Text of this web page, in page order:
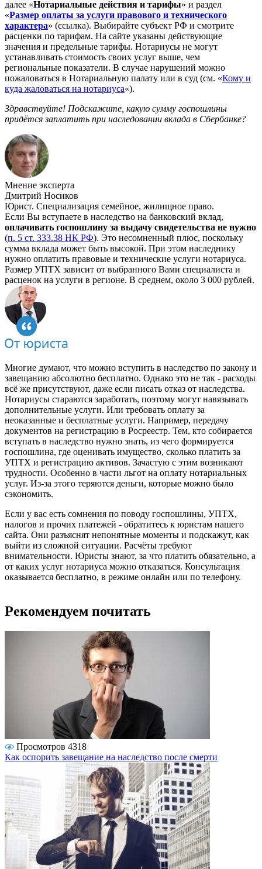
далее «Нотариальные действия и тарифы» и раздел
«Размер оплаты за услуги правового и технического
характера» (ссылка). Выбирайте субъект РФ и смотрите
расценки по тарифам. На сайте указаны действующие
значения и предельные тарифы. Нотариусы не могут
устанавливать стоимость своих услуг выше, чем
региональные показатели. В случае нарушений можно
пожаловаться в Нотариальную палату или в суд (см. «Кому и
куда жаловаться на нотариуса«).
Здравствуйте! Подскажите, какую сумму госпошлины
придётся заплатить при наследовании вклада в Сбербанке?
Мнение эксперта
Дмитрий Носиков
Юрист. Специализация семейное, жилищное право.
Если Вы вступаете в наследство на банковский вклад,
оплачивать госпошлину за выдачу свидетельства не нужно
(п. 5 ст. 333.38 НК РФ). Это несомненный плюс, поскольку
сумма вклада может быть высокой. При этом наследнику
нужно оплатить правовые и технические услуги нотариуса.
Размер УПТХ зависит от выбранного Вами специалиста и
расценок на услуги в регионе. В среднем, около 3 000 рублей.
Многие думают, что можно вступить в наследство по закону и
завещанию абсолютно бесплатно. Однако это не так - расходы
всё же присутствуют, даже если писать отказ от наследства.
Нотариусы стараются заработать, поэтому могут навязывать
дополнительные услуги. Или требовать оплату за
неоказанные и бесплатные услуги. Например, передачу
документов на регистрацию в Росреестр. Тем, кто собирается
вступать в наследство нужно знать, из чего формируется
госпошлина, где оценивать имущество, сколько платить за
УПТХ и регистрацию активов. Зачастую с этим возникают
трудности. Особенно в части льгот на оплату нотариальных
услуг. Из-за этого теряются деньги, которые можно было
сэкономить.
Если у вас есть сомнения по поводу госпошлины, УПТХ,
налогов и прочих платежей - обратитесь к юристам нашего
сайта. Они разъяснят непонятные моменты и подскажут, как
выйти из сложной ситуации. Расчёты требуют
внимательности. Юристы знают, за что платить обязательно, а
от каких услуг нотариуса можно отказаться. Консультация
оказывается бесплатно, в режиме онлайн или по телефону.
Рекомендуем почитать
Просмотров 4318
Как оспорить завещание на наследство после смерти